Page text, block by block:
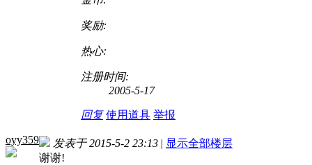
奖励:
热心:
注册时间:
2005-5-17
回复 使用道具 举报
oyy359 发表于 2015-5-2 23:13 | 显示全部楼层
谢谢!